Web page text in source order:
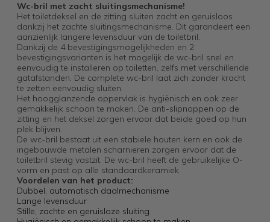
Wc-bril met zacht sluitingsmechanisme!
Het toiletdeksel en de zitting sluiten zacht en geruisloos
dankzij het zachte sluitingsmechanisme. Dit garandeert een
aanzienlijk langere levensduur van de toiletbril.
Dankzij de 4 bevestigingsmogelijkheden en 2
bevestigingsvarianten is het mogelijk de wc-bril snel en
eenvoudig te installeren op toiletten, zelfs met verschillende
gatafstanden. De complete wc-bril laat zich zonder kracht
te zetten eenvoudig sluiten.
Het hoogglanzende oppervlak is hygiënisch en ook zeer
gemakkelijk schoon te maken. De anti-slipnoppen op de
zitting en het deksel zorgen ervoor dat beide goed op hun
plek blijven.
De wc-bril bestaat uit een stabiele houten kern en ook de
ingebouwde metalen scharnieren zorgen ervoor dat de
toiletbril stevig vastzit. De wc-bril heeft de gebruikelijke O-
vorm en past op alle standaardkeramiek.
Voordelen van het product:
Dubbel, automatisch daalmechanisme
Lange levensduur
Stille, zachte en geruisloze sluiting